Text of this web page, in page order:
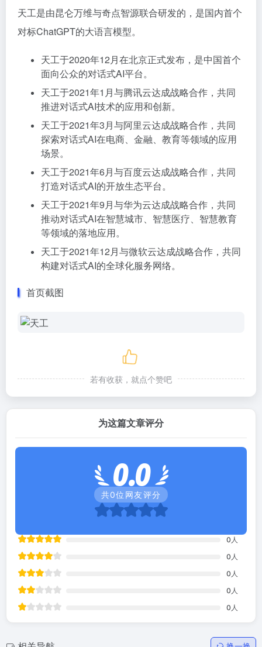
天工是由昆仑万维与奇点智源联合研发的，是国内首个
对标ChatGPT的大语言模型。
天工于2020年12月在北京正式发布，是中国首个
面向公众的对话式AI平台。
天工于2021年1月与腾讯云达成战略合作，共同
推进对话式AI技术的应用和创新。
天工于2021年3月与阿里云达成战略合作，共同
探索对话式AI在电商、金融、教育等领域的应用
场景。
天工于2021年6月与百度云达成战略合作，共同
打造对话式AI的开放生态平台。
天工于2021年9月与华为云达成战略合作，共同
推动对话式AI在智慧城市、智慧医疗、智慧教育
等领域的落地应用。
天工于2021年12月与微软云达成战略合作，共同
构建对话式AI的全球化服务网络。
首页截图
若有收获，就点个赞吧
为这篇文章评分
0.0
共0位网友评分
0 人
0 人
0 人
0 人
0 人